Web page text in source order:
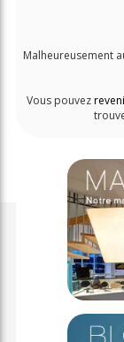
Malheureusement
Vous pouvez